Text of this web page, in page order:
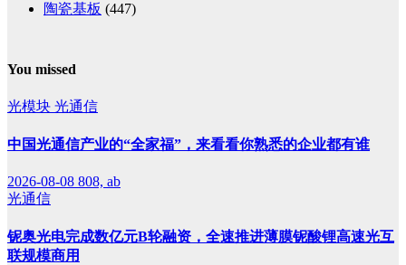
陶瓷基板 (447)
You missed
光模块 光通信
中国光通信产业的“全家福”，来看看你熟悉的企业都有谁
2026-08-08 808, ab
光通信
铌奥光电完成数亿元B轮融资，全速推进薄膜铌酸锂高速光互
联规模商用